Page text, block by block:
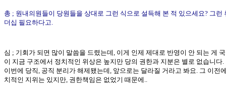
총 ; 원내의원들이 당원들을 상대로 그런 식으로 설득해 본 적 있으세요? 그런
더십 필요하다고.
심 ; 기회가 되면 많이 말씀을 드렸는데, 이게 인제 제대로 반영이 안 되는 게
이 지금 구조에서 정치적인 위상은 높지만 당의 권한과 지분은 별로 없습니다.
이번에 당직, 공직 분리가 해제됐는데, 앞으로는 달라질 거라고 봐요. 그 이전
치적인 지위는 있지만, 권한책임은 없었기 때문에..